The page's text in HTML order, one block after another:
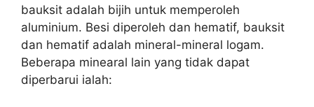
bauksit adalah bijih untuk memperoleh
aluminium. Besi diperoleh dan hematif, bauksit
dan hematif adalah mineral-mineral logam.
Beberapa minearal lain yang tidak dapat
diperbarui ialah: